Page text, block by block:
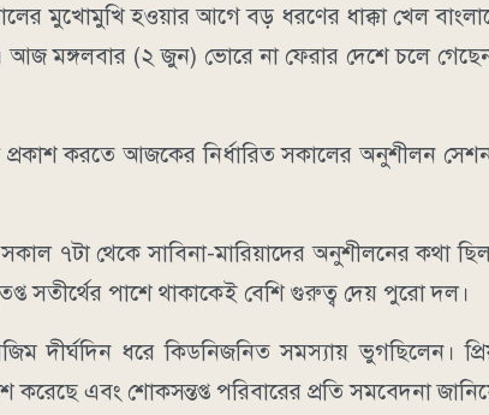
মুখোমুখি হওয়ার আগে বড় ধরণের ধাক্কা খেল
আজ মঙ্গলবার (২ জুন) ভোরে না ফেরার দেশে চলে
করতে আজকের নির্ধারিত সকালের অনুশীলন
৭টা থেকে সাবিনা-মারিয়াদের অনুশীলনের কথা
সতীর্থের পাশে থাকাকেই বেশি গুরুত্ব দেয় পুরো দল।
দীর্ঘদিন ধরে কিডনিজনিত সমস্যায় ভুগছিলেন।
এবং শোকসন্তপ্ত পরিবারের প্রতি সমবেদনা